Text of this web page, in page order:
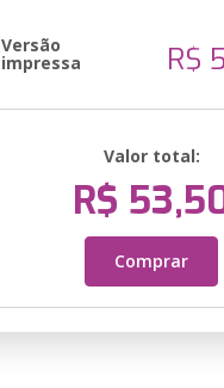
Versão
impressa R$
Valor total:
R$
Comprar